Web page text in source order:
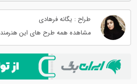
طراح : یگانه فرهادی
مشاهده همه طرح های این هنرمند